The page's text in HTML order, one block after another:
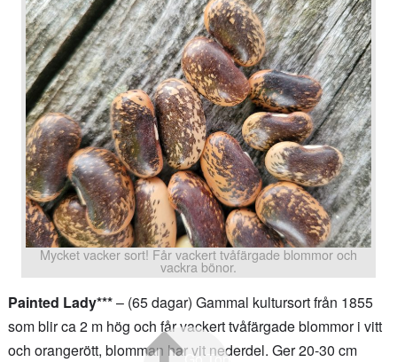
Mycket vacker sort! Får vackert tvåfärgade blommor och
vackra bönor.
Painted Lady***– (65 dagar) Gammal kultursort från 1855
som blir ca 2 m hög och får vackert tvåfärgade blommor i vitt
och orangerött, blomman har vit nederdel. Ger 20-30 cm